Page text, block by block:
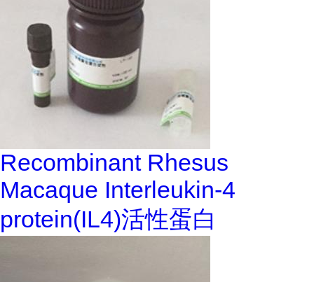
Recombinant Rhesus
Macaque Interleukin-4
protein(IL4)活性蛋白